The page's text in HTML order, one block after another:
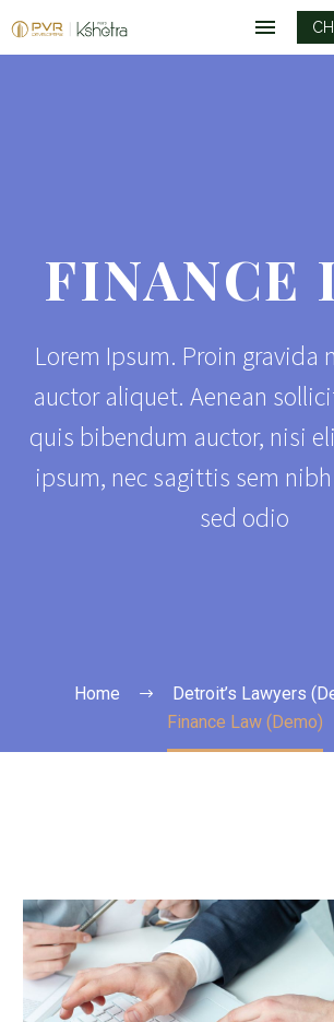
FINANCE
Lorem Ipsum. Proin gravida
auctor aliquet. Aenean
quis bibendum auctor, nisi
ipsum, nec sagittis sem
sed odio
Home
Detroit’s Lawyers
Finance Law (Demo)